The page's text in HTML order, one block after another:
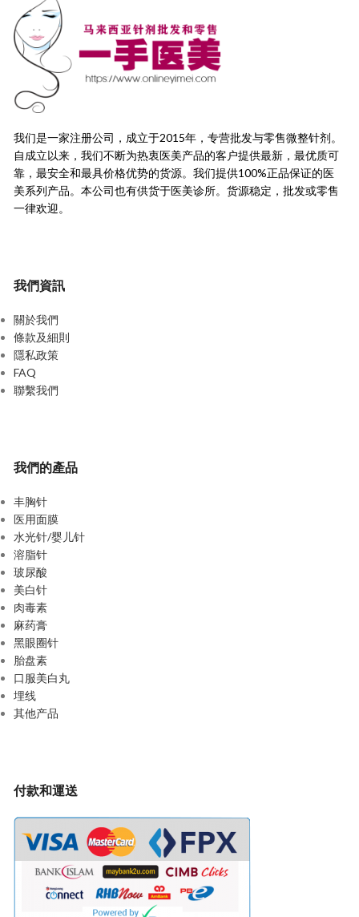
我们是一家注册公司，成立于2015年， 专营批发与零售微整针剂。
自成立以来，我们不断为热衷医美产品的客户提供最新， 最优质可
靠，最安全和最具价格优势的货源。 我们提供100%正品保证的医
美系列产品。本公司也有供货于医美诊所。货源稳定， 批发或零售
一律欢迎。
我們資訊
關於我們
條款及細則
隱私政策
FAQ
聯繫我們
我們的產品
丰胸针
医用面膜
水光针/婴儿针
溶脂针
玻尿酸
美白针
肉毒素
麻药膏
黑眼圈针
胎盘素
口服美白丸
埋线
其他产品
付款和運送